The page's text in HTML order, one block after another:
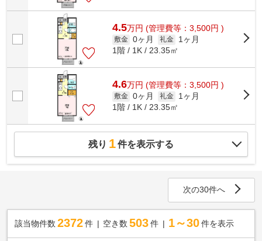
4.5万円 (管理費等：3,500円 )
敷金 0ヶ月 礼金
1ヶ月
1階 / 1K / 23.35㎡
4.6万円 (管理費等：3,500円 )
敷金 0ヶ月 礼金
1ヶ月
1階 / 1K / 23.35㎡
残り 1件を表示する
次の30件へ
該当物件数 2372件 空き数 503 件 1～30 件を表示